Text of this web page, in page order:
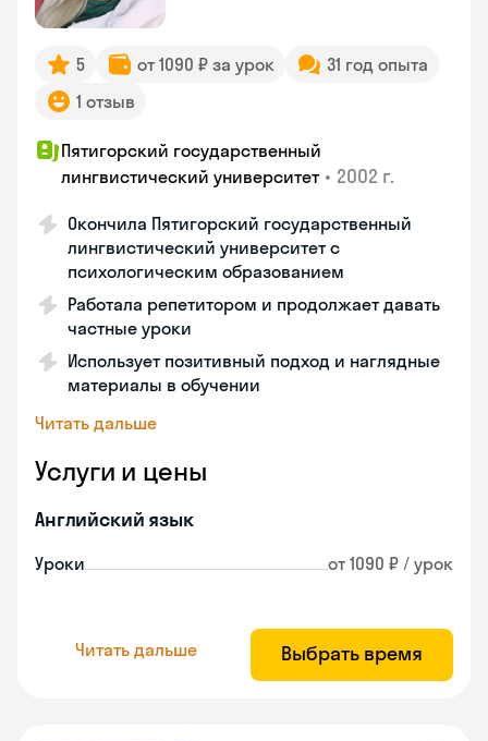
5 от 1090 ₽ за урок
31 год опыта
1 отзыв
Пятигорский государственный
лингвистический университет • 2002 г.
Окончила Пятигорский государственный
лингвистический университет с
психологическим образованием
Работала репетитором и продолжает давать
частные уроки
Использует позитивный подход и наглядные
материалы в обучении
Читать дальше
Услуги и цены
Английский язык
Уроки от 1090 ₽ / урок
Читать дальше Выбрать время